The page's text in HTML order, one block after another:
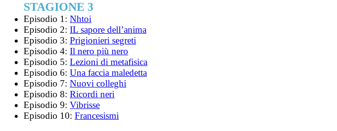
STAGIONE 3
Episodio 1: Nhtoi
Episodio 2: IL sapore dell’anima
Episodio 3: Prigionieri segreti
Episodio 4: Il nero più nero
Episodio 5: Lezioni di metafisica
Episodio 6: Una faccia maledetta
Episodio 7: Nuovi colleghi
Episodio 8: Ricordi neri
Episodio 9: Vibrisse
Episodio 10: Francesismi